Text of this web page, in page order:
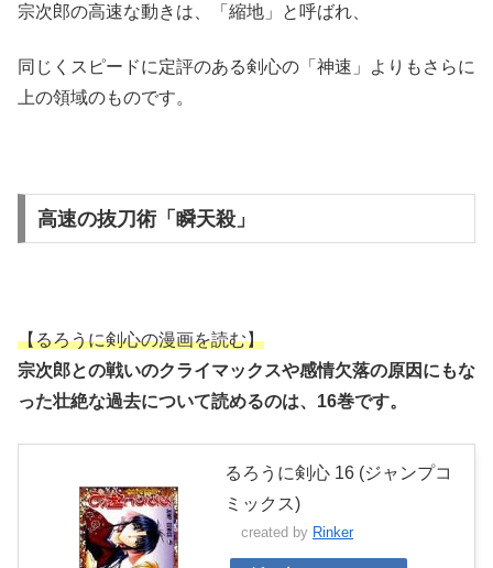
宗次郎の高速な動きは、「縮地」と呼ばれ、
同じくスピードに定評のある剣心の「神速」よりもさらに
上の領域のものです。
高速の抜刀術「瞬天殺」
【るろうに剣心の漫画を読む】
宗次郎との戦いのクライマックスや感情欠落の原因にもな
った壮絶な過去について読めるのは、16巻です。
るろうに剣心 16 (ジャンプコ
ミックス)
created by Rinker